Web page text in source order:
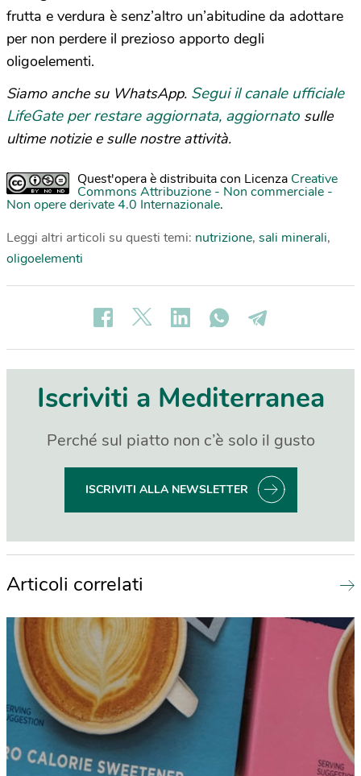
frutta e verdura è senz’altro un’abitudine da adottare
per non perdere il prezioso apporto degli
oligoelementi.
Siamo anche su WhatsApp. Segui il canale ufficiale
LifeGate per restare aggiornata, aggiornato sulle
ultime notizie e sulle nostre attività.
Quest'opera è distribuita con Licenza Creative
Commons Attribuzione - Non commerciale -
Non opere derivate 4.0 Internazionale.
Leggi altri articoli su questi temi: nutrizione, sali minerali,
oligoelementi
Iscriviti a Mediterranea
Perché sul piatto non c’è solo il gusto
ISCRIVITI ALLA NEWSLETTER
Articoli correlati